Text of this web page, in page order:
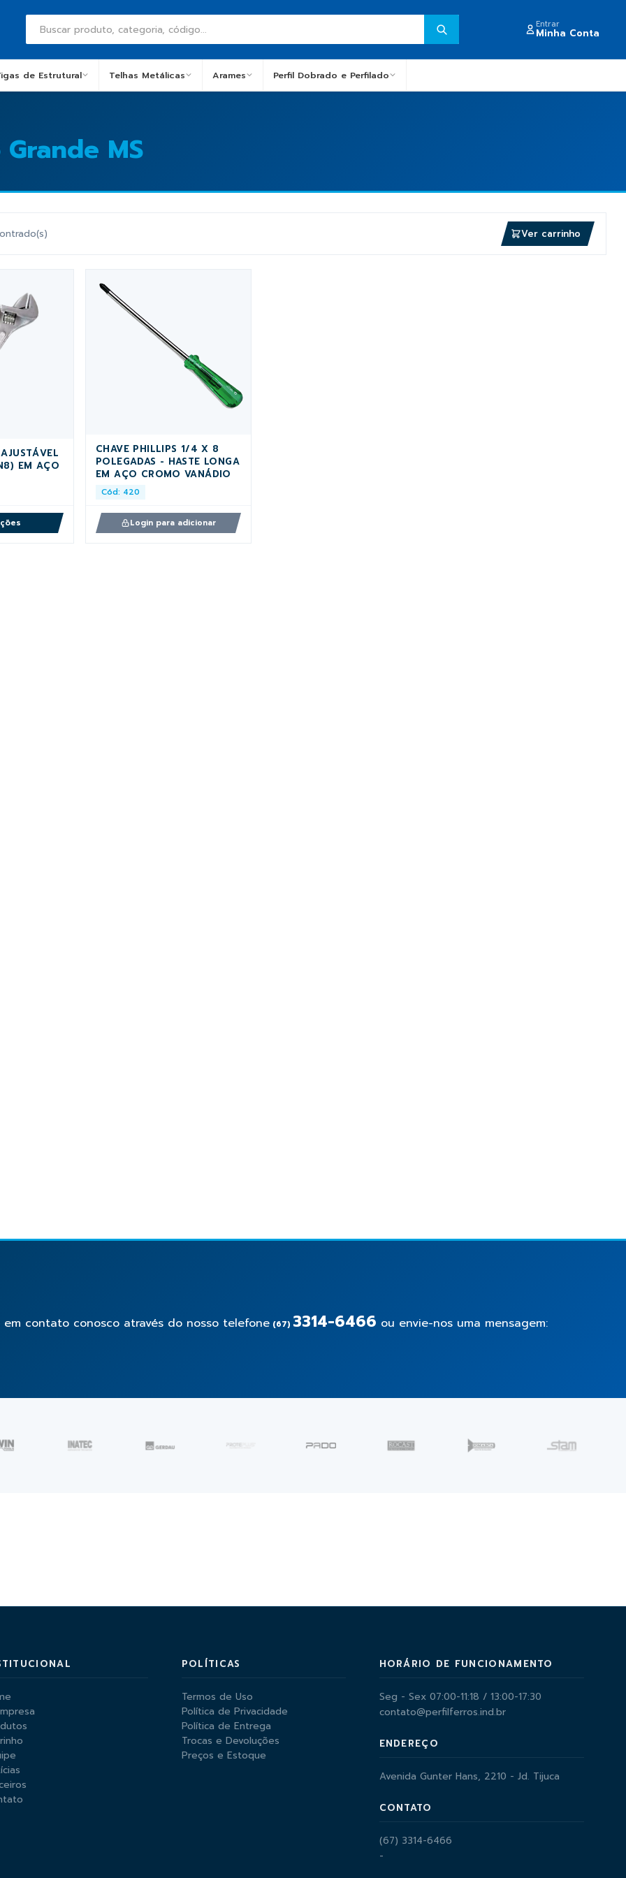
Entrar
Minha Conta
de Estrutural Telhas Metálicas Arames Perfil Dobrado e Perfilado
MS
Ver carrinho
EM AÇO
CHAVE PHILLIPS 1/4 X 8
POLEGADAS - HASTE LONGA
EM AÇO CROMO VANÁDIO
Cód: 420
Login para adicionar
contato conosco através do nosso telefone (67) 3314-6466 ou envie-nos uma mensagem:
POLÍTICAS
Termos de Uso
Política de Privacidade
Política de Entrega
Trocas e Devoluções
Preços e Estoque
HORÁRIO DE FUNCIONAMENTO
Seg - Sex 07:00-11:18 / 13:00-17:30
contato@perfilferros.ind.br
ENDEREÇO
Avenida Gunter Hans, 2210 - Jd. Tijuca
CONTATO
(67) 3314-6466
-